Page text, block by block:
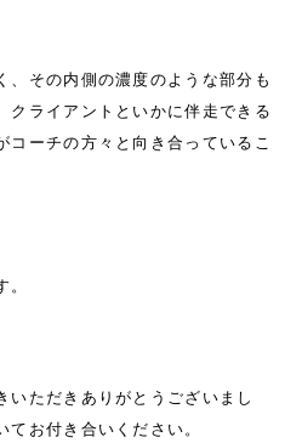
、その内側の濃度のような部分も
クライアントといかに伴走できる
コーチの方々と向き合っているこ
。
いただきありがとうございまし
お付き合いください。